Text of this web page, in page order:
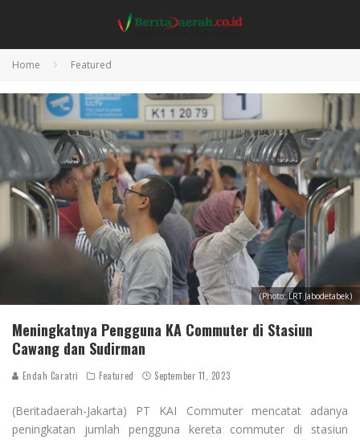
Home Featured
(Photo: LRT Jabodetabek)
Meningkatnya Pengguna KA Commuter di Stasiun
Cawang dan Sudirman
Endah Caratri Featured September 11, 2023
(Beritadaerah-Jakarta) PT KAI Commuter mencatat adanya
peningkatan jumlah pengguna kereta commuter di stasiun